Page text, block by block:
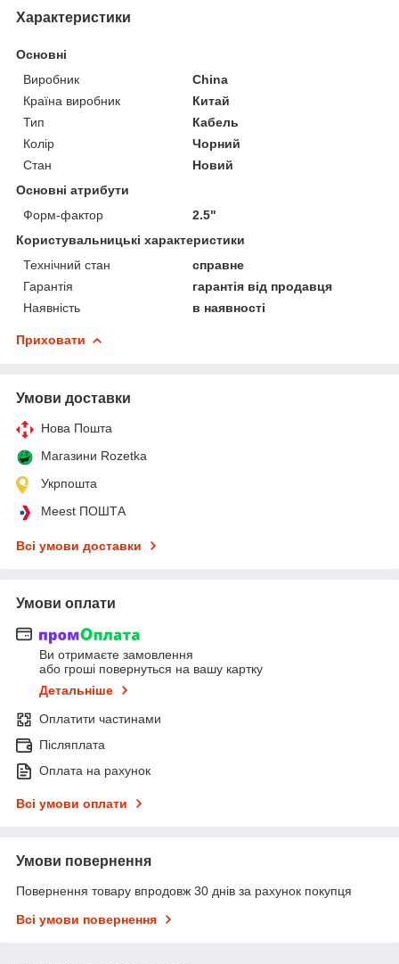
Характеристики
Основні
Виробник
China
Країна виробник
Китай
Тип
Кабель
Колір
Чорний
Стан
Новий
Основні атрибути
Форм-фактор
2.5"
Користувальницькі характеристики
Технічний стан
справне
Гарантія
гарантія від продавця
Наявність
в наявності
Приховати
Умови доставки
Нова Пошта
Магазини Rozetka
Укрпошта
Meest ПОШТА
Всі умови доставки
Умови оплати
Ви отримаєте замовлення
або гроші повернуться на вашу картку
Детальніше
Оплатити частинами
Післяплата
Оплата на рахунок
Всі умови оплати
Умови повернення
Повернення товару впродовж 30 днів за рахунок покупця
Всі умови повернення